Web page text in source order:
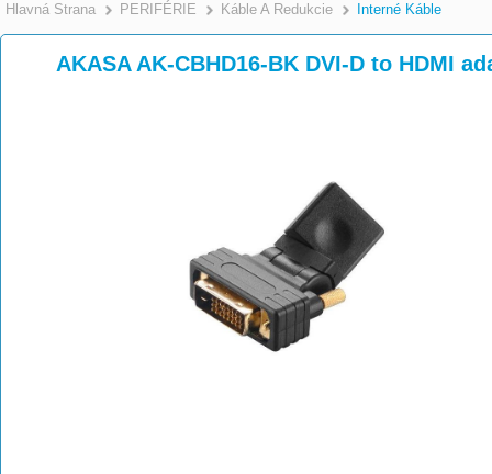
Hlavná Strana >
PERIFÉRIE >
Káble A Redukcie >
Interné Káble
AKASA AK-CBHD16-BK DVI-D to HDMI